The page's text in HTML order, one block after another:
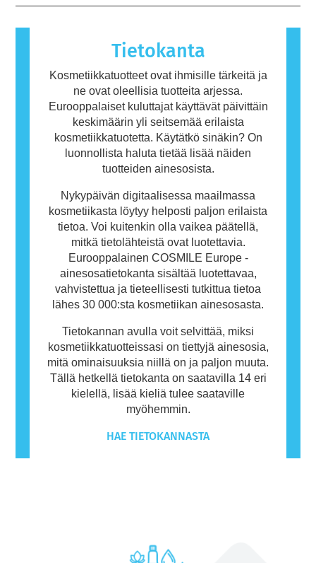
sisältää ainesosia, jotka voivat olla joillekin
ihmisille allergisoivia. Tämä ei kuitenkaan
tarkoita, ettei muiden olisi turvallista käyttää
Tietokanta
Kosmetiikkatuotteet ovat ihmisille tärkeitä ja
ne ovat oleellisia tuotteita arjessa.
Eurooppalaiset kuluttajat käyttävät päivittäin
keskimäärin yli seitsemää erilaista
kosmetiikkatuotetta. Käytätkö sinäkin? On
luonnollista haluta tietää lisää näiden
tuotteiden ainesosista.
Nykypäivän digitaalisessa maailmassa
kosmetiikasta löytyy helposti paljon erilaista
tietoa. Voi kuitenkin olla vaikea päätellä,
mitkä tietolähteistä ovat luotettavia.
Eurooppalainen COSMILE Europe -
ainesosatietokanta sisältää luotettavaa,
vahvistettua ja tieteellisesti tutkittua tietoa
lähes 30 000:sta kosmetiikan ainesosasta.
Tietokannan avulla voit selvittää, miksi
kosmetiikkatuotteissasi on tiettyjä ainesosia,
mitä ominaisuuksia niillä on ja paljon muuta.
Tällä hetkellä tietokanta on saatavilla 14 eri
kielellä, lisää kieliä tulee saataville
myöhemmin.
HAE TIETOKANNASTA